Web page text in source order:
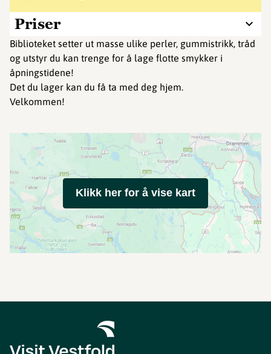
Priser
Biblioteket setter ut masse ulike perler, gummistrikk, tråd
og utstyr du kan trenge for å lage flotte smykker i
åpningstidene!
Det du lager kan du få ta med deg hjem.
Velkommen!
Klikk her for å vise kart